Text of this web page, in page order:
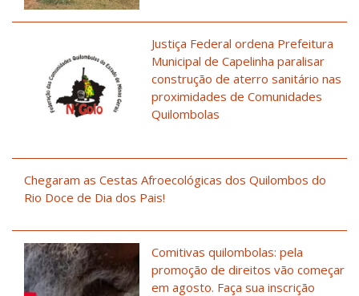
Justiça Federal ordena Prefeitura
Municipal de Capelinha paralisar
construção de aterro sanitário nas
proximidades de Comunidades
Quilombolas
Chegaram as Cestas Afroecológicas dos Quilombos do
Rio Doce de Dia dos Pais!
Comitivas quilombolas: pela
promoção de direitos vão começar
em agosto. Faça sua inscrição